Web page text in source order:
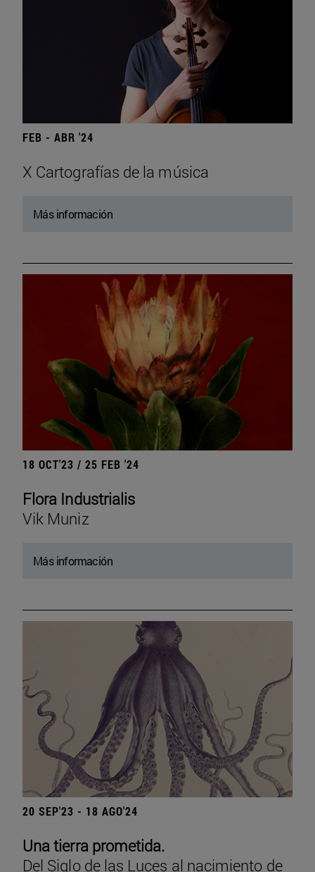
FEB - ABR '24
X Cartografías de la música
Más información
18 OCT'23 / 25 FEB '24
Flora Industrialis
Vik Muniz
Más información
20 SEP'23 - 18 AGO'24
Una tierra prometida.
Del Siglo de las Luces al nacimiento de